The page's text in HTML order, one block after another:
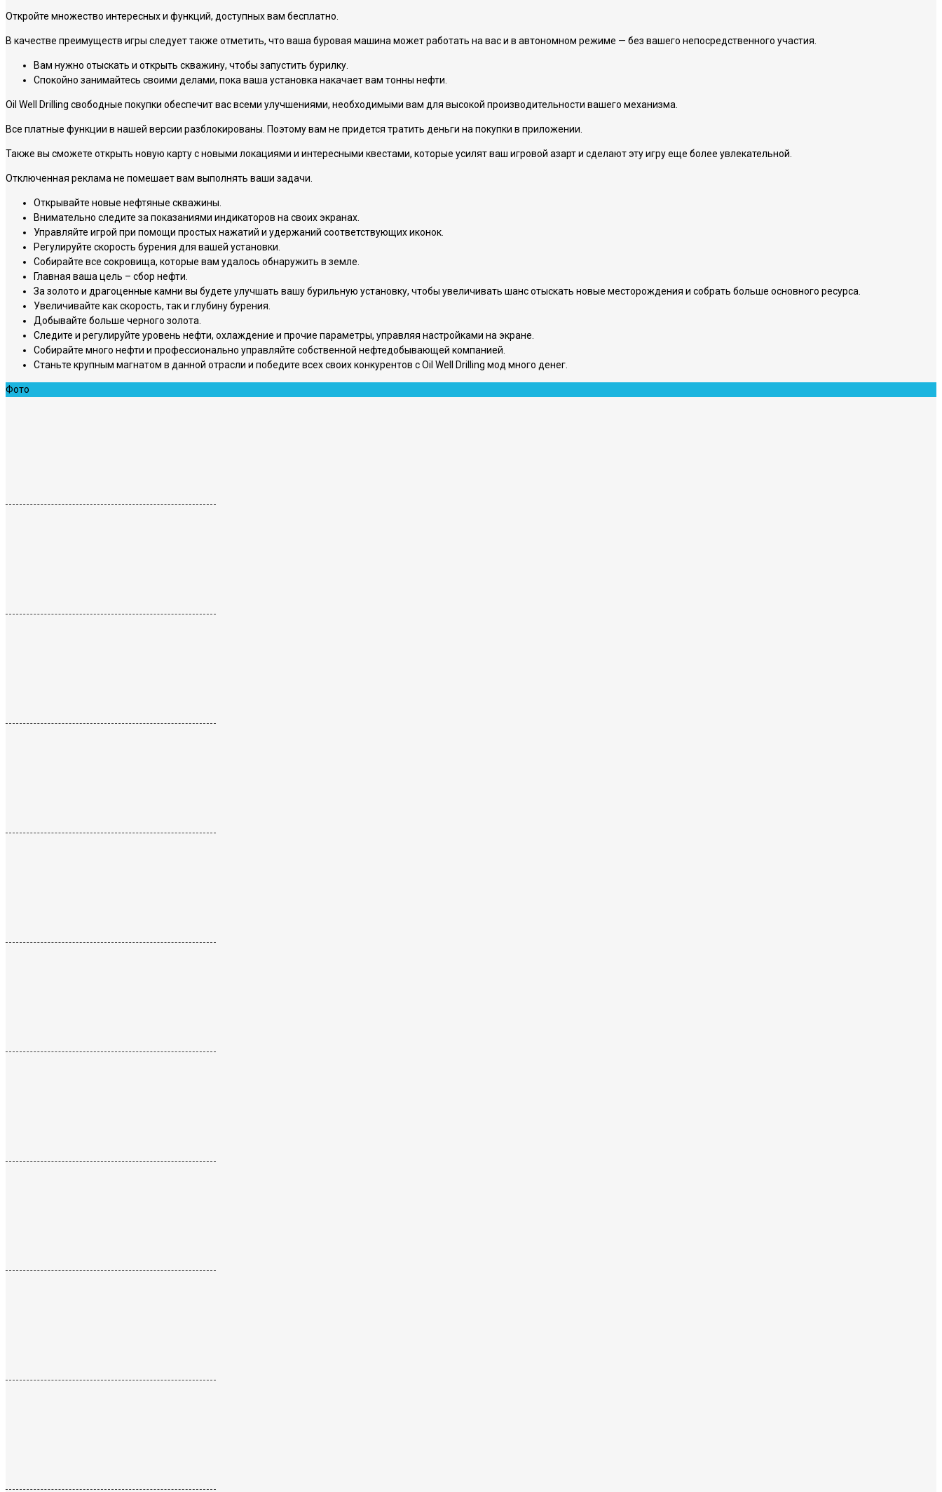
Откройте множество интересных и функций, доступных вам бесплатно.
В качестве преимуществ игры следует также отметить, что ваша буровая машина может работать на вас и в автономном режиме — без вашего непосредственного участия.
Вам нужно отыскать и открыть скважину, чтобы запустить бурилку.
Спокойно занимайтесь своими делами, пока ваша установка накачает вам тонны нефти.
Oil Well Drilling свободные покупки обеспечит вас всеми улучшениями, необходимыми вам для высокой производительности вашего механизма.
Все платные функции в нашей версии разблокированы. Поэтому вам не придется тратить деньги на покупки в приложении.
Также вы сможете открыть новую карту с новыми локациями и интересными квестами, которые усилят ваш игровой азарт и сделают эту игру еще более увлекательной.
Отключенная реклама не помешает вам выполнять ваши задачи.
Открывайте новые нефтяные скважины.
Внимательно следите за показаниями индикаторов на своих экранах.
Управляйте игрой при помощи простых нажатий и удержаний соответствующих иконок.
Регулируйте скорость бурения для вашей установки.
Собирайте все сокровища, которые вам удалось обнаружить в земле.
Главная ваша цель – сбор нефти.
За золото и драгоценные камни вы будете улучшать вашу бурильную установку, чтобы увеличивать шанс отыскать новые месторождения и собрать больше основного ресурса.
Увеличивайте как скорость, так и глубину бурения.
Добывайте больше черного золота.
Следите и регулируйте уровень нефти, охлаждение и прочие параметры, управляя настройками на экране.
Собирайте много нефти и профессионально управляйте собственной нефтедобывающей компанией.
Станьте крупным магнатом в данной отрасли и победите всех своих конкурентов с Oil Well Drilling мод много денег.
Фото